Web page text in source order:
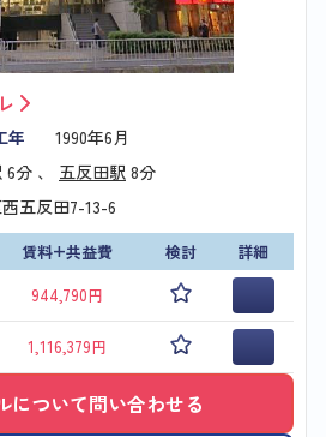
年
1990年6月
6分 、 五反田駅 8分
五反田7-13-6
賃料+共益費 検討
詳細
944,790円
1,116,379円
について問い合わせる